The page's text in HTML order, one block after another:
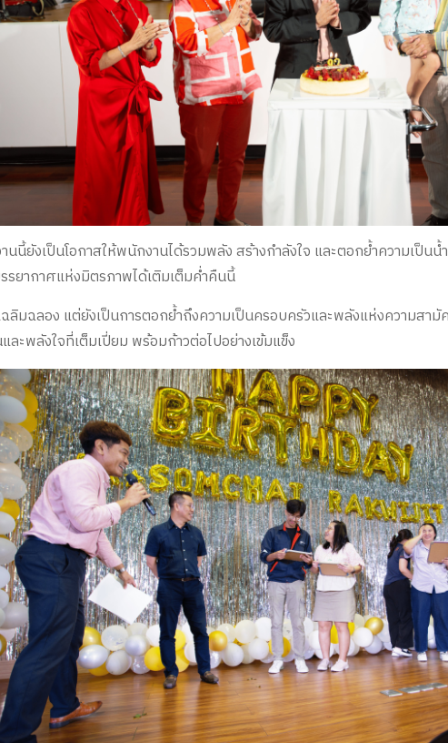
นี้ยังเป็นโอกาสให้พนักงานได้รวมพลัง สร้างกำลังใจ และตอกย้ำความเป็น
รรยากาศแห่งมิตรภาพได้เติมเต็มค่ำคืนนี้
ฉลิมฉลอง แต่ยังเป็นการตอกย้ำถึงความเป็นครอบครัวและพลังแห่งความส
ะพลังใจที่เต็มเปี่ยม พร้อมก้าวต่อไปอย่างเข้มแข็ง